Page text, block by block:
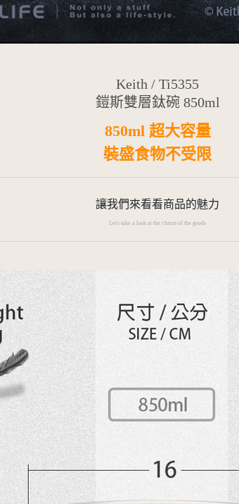
Keith / Ti5355
鎧斯雙層鈦碗 850ml
850ml 超大容量
裝盛食物不受限
讓我們來看看商品的魅力
Let's take a look at the charm of the goods